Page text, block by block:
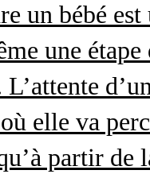
un bébé
une
elle va
partir